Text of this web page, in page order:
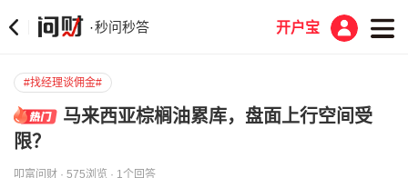
·秒问秒答 开户宝
#找经理谈佣金#
马来西亚棕榈油累库，盘面上行空间受
限？
叩富问财 · 575浏览 · 1个回答